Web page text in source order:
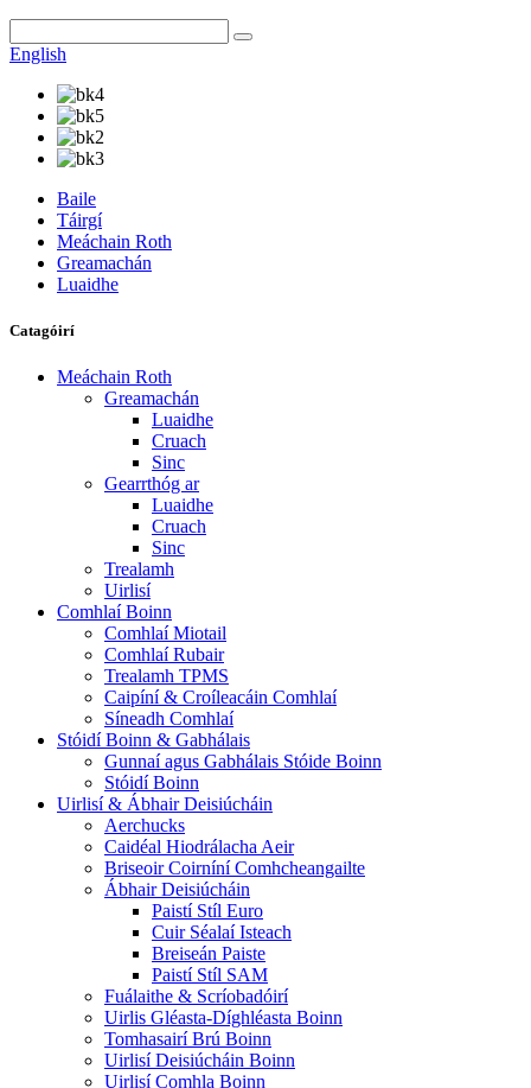
English
Baile
Táirgí
Meáchain Roth
Greamachán
Luaidhe
Catagóirí
Meáchain Roth
Greamachán
Luaidhe
Cruach
Sinc
Gearrthóg ar
Luaidhe
Cruach
Sinc
Trealamh
Uirlisí
Comhlaí Boinn
Comhlaí Miotail
Comhlaí Rubair
Trealamh TPMS
Caipíní & Croíleacáin Comhlaí
Síneadh Comhlaí
Stóidí Boinn & Gabhálais
Gunnaí agus Gabhálais Stóide Boinn
Stóidí Boinn
Uirlisí & Ábhair Deisiúcháin
Aerchucks
Caidéal Hiodrálacha Aeir
Briseoir Coirníní Comhcheangailte
Ábhair Deisiúcháin
Paistí Stíl Euro
Cuir Séalaí Isteach
Breiseán Paiste
Paistí Stíl SAM
Fuálaithe & Scríobadóirí
Uirlis Gléasta-Díghléasta Boinn
Tomhasairí Brú Boinn
Uirlisí Deisiúcháin Boinn
Uirlisí Comhla Boinn